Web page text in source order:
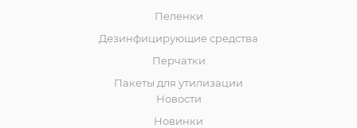
Пеленки
Дезинфицирующие средства
Перчатки
Пакеты для утилизации
Новости
Новинки